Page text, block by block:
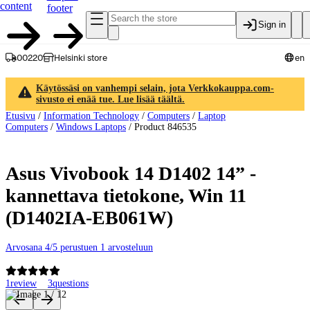
content
footer
Sign in
00220 Helsinki store en
Käytössäsi on vanhempi selain, jota Verkkokauppa.com-
sivusto ei enää tue. Lue lisää täältä.
Etusivu / Information Technology / Computers / Laptop
Computers / Windows Laptops / Product 846535
Asus Vivobook 14 D1402 14” -
kannettava tietokone, Win 11
(D1402IA-EB061W)
Arvosana 4/5 perustuen 1 arvosteluun
1review 3questions